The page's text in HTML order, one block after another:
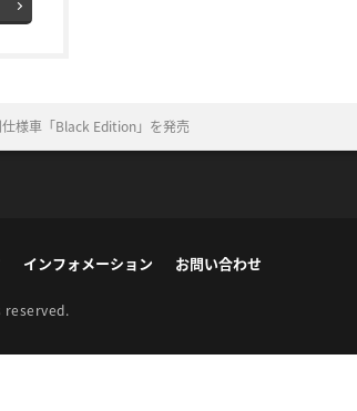
様車「Black Edition」を発売
インフォメーション お問い合わせ